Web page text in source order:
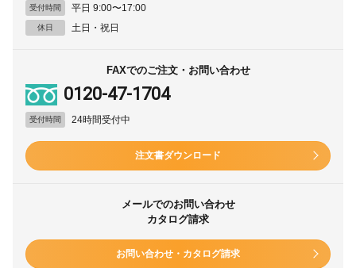
受付時間 平日 9:00〜17:00
休日 土日・祝日
FAXでのご注文・お問い合わせ
0120-47-1704
受付時間 24時間受付中
注文書ダウンロード
メールでのお問い合わせ
カタログ請求
お問い合わせ・カタログ請求